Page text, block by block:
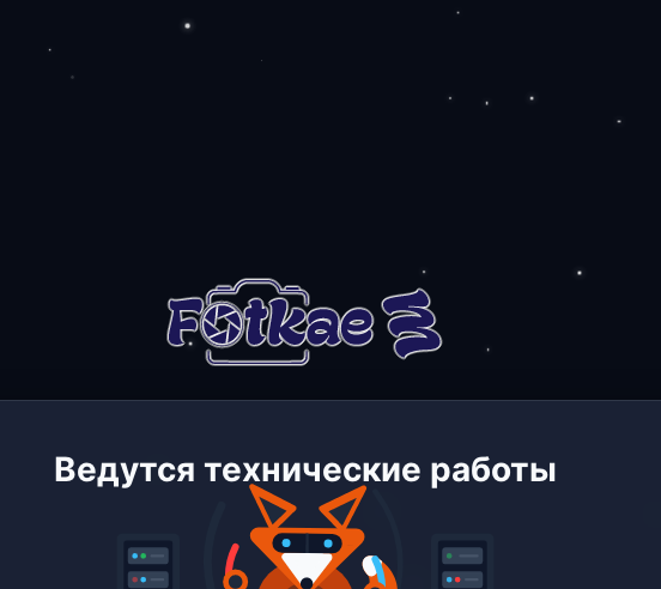
Ведутся технические работы